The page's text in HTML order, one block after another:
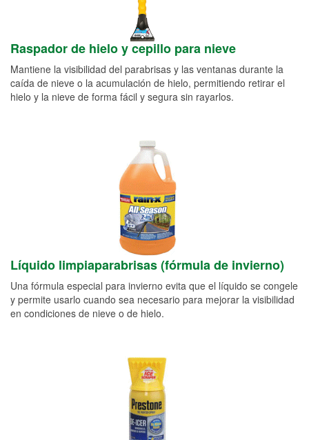
Raspador de hielo y cepillo para nieve
Mantiene la visibilidad del parabrisas y las ventanas durante la
caída de nieve o la acumulación de hielo, permitiendo retirar el
hielo y la nieve de forma fácil y segura sin rayarlos.
Líquido limpiaparabrisas (fórmula de invierno)
Una fórmula especial para invierno evita que el líquido se congele
y permite usarlo cuando sea necesario para mejorar la visibilidad
en condiciones de nieve o de hielo.